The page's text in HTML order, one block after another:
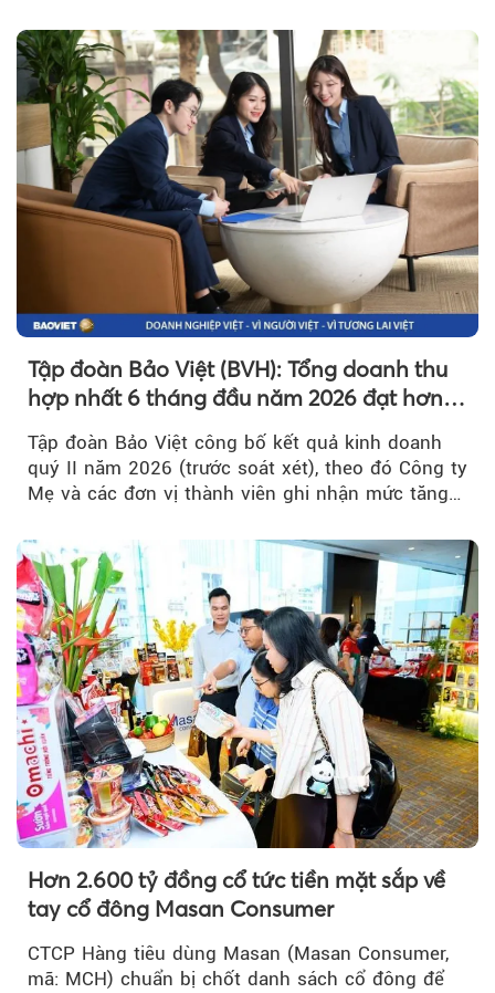
Tập đoàn Bảo Việt (BVH): Tổng doanh thu
hợp nhất 6 tháng đầu năm 2026 đạt hơn
32.000 tỷ đồng, tăng trưởng 9,2%
Tập đoàn Bảo Việt công bố kết quả kinh doanh
quý II năm 2026 (trước soát xét), theo đó Công ty
Mẹ và các đơn vị thành viên ghi nhận mức tăng
Hơn 2.600 tỷ đồng cổ tức tiền mặt sắp về
tay cổ đông Masan Consumer
CTCP Hàng tiêu dùng Masan (Masan Consumer,
mã: MCH) chuẩn bị chốt danh sách cổ đông để